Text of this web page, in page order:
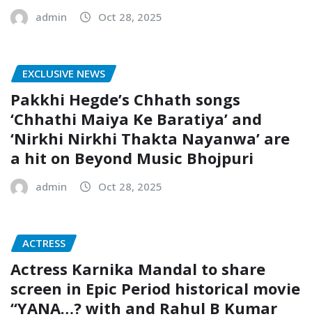
admin Oct 28, 2025
EXCLUSIVE NEWS
Pakkhi Hegde’s Chhath songs
‘Chhathi Maiya Ke Baratiya’ and
‘Nirkhi Nirkhi Thakta Nayanwa’ are
a hit on Beyond Music Bhojpuri
admin Oct 28, 2025
ACTRESS
Actress Karnika Mandal to share
screen in Epic Period historical movie
‘‘YANA…? with and Rahul B Kumar